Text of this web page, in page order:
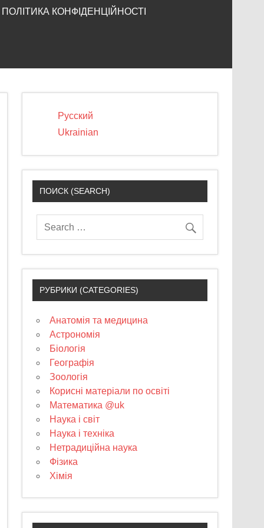
ПОЛІТИКА КОНФІДЕНЦІЙНОСТІ
Русский
Ukrainian
ПОИСК (SEARCH)
РУБРИКИ (CATEGORIES)
Анатомія та медицина
Астрономія
Біологія
Географія
Зоологія
Корисні матеріали по освіті
Математика @uk
Наука і світ
Наука і техніка
Нетрадиційна наука
Фізика
Хімія